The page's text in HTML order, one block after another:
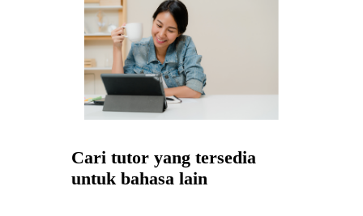
Cari tutor yang tersedia
untuk bahasa lain